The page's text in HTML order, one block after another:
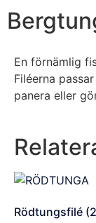
En förnämlig
Filéerna
panera eller
Rödtungsfilé